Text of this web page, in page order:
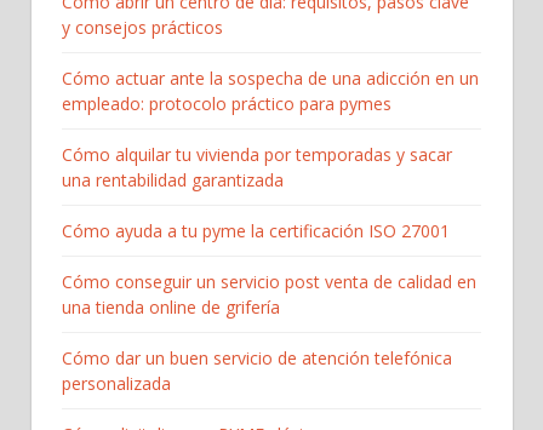
y consejos prácticos
Cómo actuar ante la sospecha de una adicción en un
empleado: protocolo práctico para pymes
Cómo alquilar tu vivienda por temporadas y sacar
una rentabilidad garantizada
Cómo ayuda a tu pyme la certificación ISO 27001
Cómo conseguir un servicio post venta de calidad en
una tienda online de grifería
Cómo dar un buen servicio de atención telefónica
personalizada